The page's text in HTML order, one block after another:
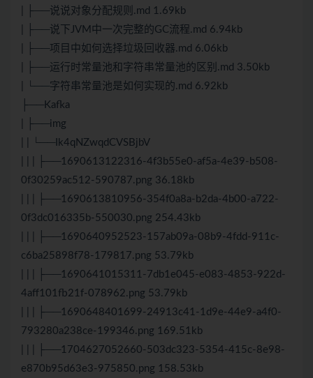
| ├──说说对象分配规则.md 1.69kb
| ├──说下JVM中一次完整的GC流程.md 6.94kb
| ├──项目中如何选择垃圾回收器.md 6.06kb
| ├──运行时常量池和字符串常量池的区别.md 3.50kb
| └──字符串常量池是如何实现的.md 6.92kb
├──Kafka
| ├──img
| | └──Ik4qNZwqdCVSBjbV
| | | ├──1690613122316-4f3b55e0-af5a-4e39-b508-
0f30259ac512-590787.png 36.18kb
| | | ├──1690613810956-354f0a8a-b2da-4b00-a722-
0f3dc016335b-550030.png 254.43kb
| | | ├──1690640952523-157ab09a-08b9-4fdd-911c-
c6ba25898f78-179817.png 53.79kb
| | | ├──1690641015311-7db1e045-e083-4853-922d-
4aff101fb21f-078962.png 53.79kb
| | | ├──1690648401699-24913c41-1d9e-44e9-a4f0-
793280a238ce-199346.png 169.51kb
| | | ├──1704627052660-503dc323-5354-415c-8e98-
e870b95d63e3-975850.png 158.53kb